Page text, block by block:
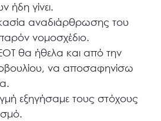
ήδη γίνει.
αναδιάρθρωσης του
νομοσχέδιο.
ΕΟΤ θα ήθελα και από την
να αποσαφηνίσω
εξηγήσαμε τους στόχους